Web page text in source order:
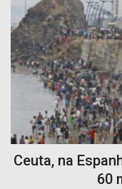
Ceuta, na
60